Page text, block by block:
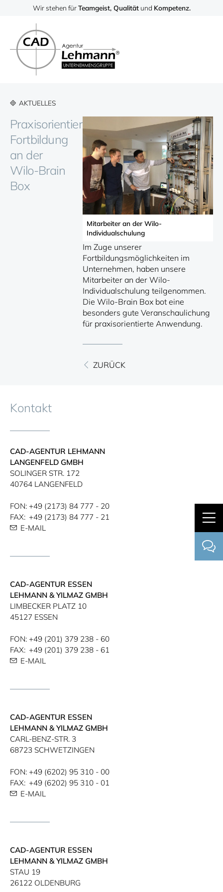
Wir stehen fürTeamgeist, Qualitätund Kompetenz.
AKTUELLES
Praxisorientierte
Fortbildung
an der
Wilo-Brain
Box
Mitarbeiter an der Wilo-
Individualschulung
Im Zuge unserer
Fortbildungsmöglichkeiten im
Unternehmen, haben unsere
Mitarbeiter an der Wilo-
Individualschulung teilgenommen.
Die Wilo-Brain Box bot eine
besonders gute Veranschaulichung
für praxisorientierte Anwendung.
ZURÜCK
Kontakt
CAD-AGENTUR LEHMANN
LANGENFELD GMBH
SOLINGER STR.​ 172​
40764 LANGENFELD
FON: +49 (2173) 84 777 - 20
FAX: +49 (2173) 84 777 - 21
E-MAIL
CAD-AGENTUR ESSEN
LEHMANN & YILMAZ GMBH
LIMBECKER PLATZ 10
45127 ESSEN
FON: +49 (201) 379 238 - 60
FAX: +49 (201) 379 238 - 61
E-MAIL
CAD-AGENTUR ESSEN
LEHMANN & YILMAZ GMBH
CARL-BENZ-STR. 3
68723 SCHWETZINGEN
FON: +49 (6202) 95 310 - 00
FAX: +49 (6202) 95 310 - 01
E-MAIL
CAD-AGENTUR ESSEN
LEHMANN & YILMAZ GMBH
STAU 19
26122 OLDENBURG